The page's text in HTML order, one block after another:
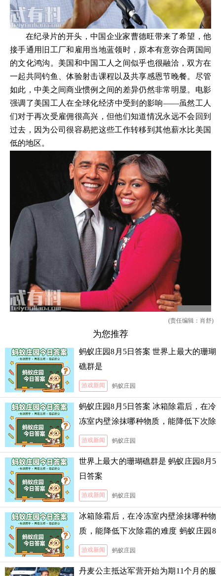
在纪录片的开头，中国企业家曹德旺带来了希望，他
接手通用旧工厂和雇用当地蓝领时，原本有意弥合两国间
的文化鸿沟。美国和中国工人之间似乎也很融洽，双方在
一起共同钓鱼、体验射击课程以及共享感恩节晚餐。尽管
如此，中美之间商业惯例之间的差异仍然非常明显。电影
强调了美国工人在全球化经济中受到的影响——虽然工人
们对于再次受雇佣很高兴，但他们知道情况永远不会回到
过去，因为公司很容易把这些工作转移到其他薪水比美国
低的地区。
(责任编辑：肖舒)
为您推荐
蚂蚁庄园8月5日答案 世界上最大的珊瑚
礁群是
游戏新闻 蚂蚁庄园
蚂蚁庄园8月5日答案 冰箱除霜后，在冷
冻室内壁涂抹哪种物质，能降低下次除
霜的难度
游戏新闻 蚂蚁庄园
世界上最大的珊瑚礁群是 蚂蚁庄园8月5
日答案
游戏新闻 蚂蚁庄园
冰箱除霜后，在冷冻室内壁涂抹哪种物
质，能降低下次除霜的难度 蚂蚁庄园8
月5日答案
游戏新闻 蚂蚁庄园
丹麦公主抵达军营开始为期11个月的服